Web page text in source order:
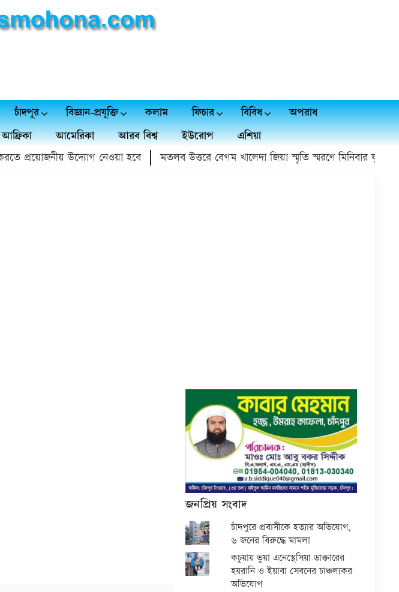
চাঁদপুর বিজ্ঞান-প্রযুক্তি কলাম ফিচার বিবিধ
অপরাধ
আফ্রিকা আমেরিকা আরব বিশ্ব ইউরোপ
এশিয়া
প্রয়োজনীয় উদ্যোগ নেওয়া হবে মতলব উত্তরে বেগম খালেদা জিয়া স্মৃতি স্মরণে মিনিবার ফুটবল
জনপ্রিয় সংবাদ
চাঁদপুরে প্রবাসীকে হত্যার অভিযোগ,
৬ জনের বিরুদ্ধে মামলা
কচুয়ায় ভুয়া এনেস্থেসিয়া ডাক্তারের
হয়রানি ও ইয়াবা সেবনের চাঞ্চল্যকর
অভিযোগ